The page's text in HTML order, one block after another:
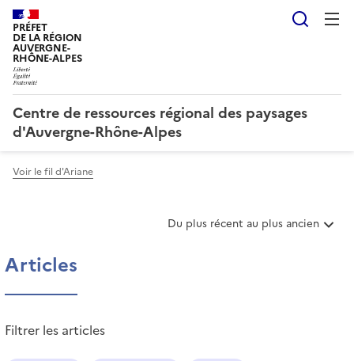
PRÉFET
DE LA RÉGION
AUVERGNE-
RHÔNE-ALPES
Centre de ressources régional des paysages
d'Auvergne-Rhône-Alpes
Voir le fil d'Ariane
T
Du plus récent au plus ancien
Articles
Filtrer les articles